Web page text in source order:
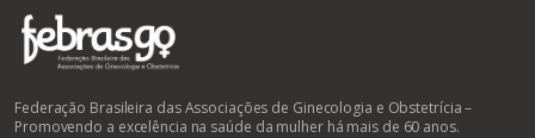
Federação Brasileira das Associações de Ginecologia e Obstetrícia –
Promovendo a excelência na saúde da mulher há mais de 60 anos.